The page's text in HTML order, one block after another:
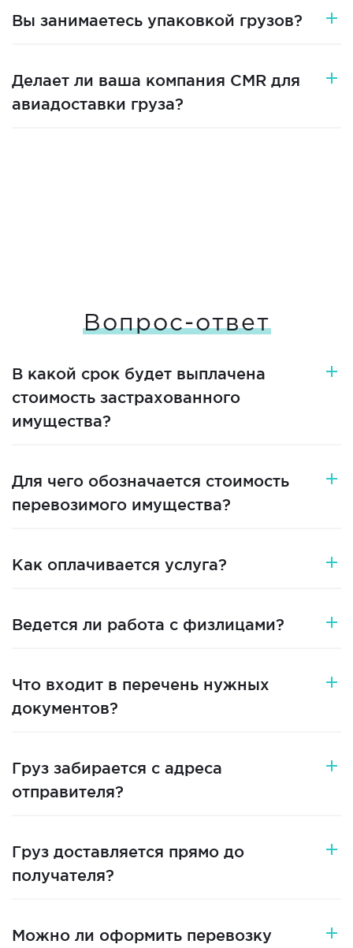
Вы занимаетесь упаковкой грузов?
Делает ли ваша компания CMR для
авиадоставки груза?
Вопрос-ответ
В какой срок будет выплачена
стоимость застрахованного
имущества?
Для чего обозначается стоимость
перевозимого имущества?
Как оплачивается услуга?
Ведется ли работа с физлицами?
Что входит в перечень нужных
документов?
Груз забирается с адреса
отправителя?
Груз доставляется прямо до
получателя?
Можно ли оформить перевозку